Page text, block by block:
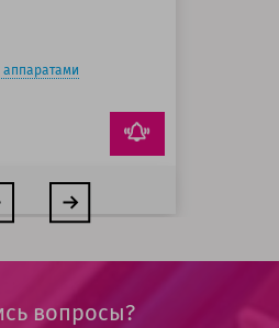
аппаратами
вопросы?